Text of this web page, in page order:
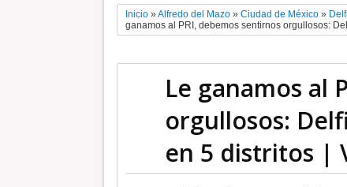
Inicio»Alfredo del Mazo» Ciudad de México»
ganamos al PRI, debemos sentirnos orgullosos:
Le ganamos al
orgullosos:
en 5 distritos |